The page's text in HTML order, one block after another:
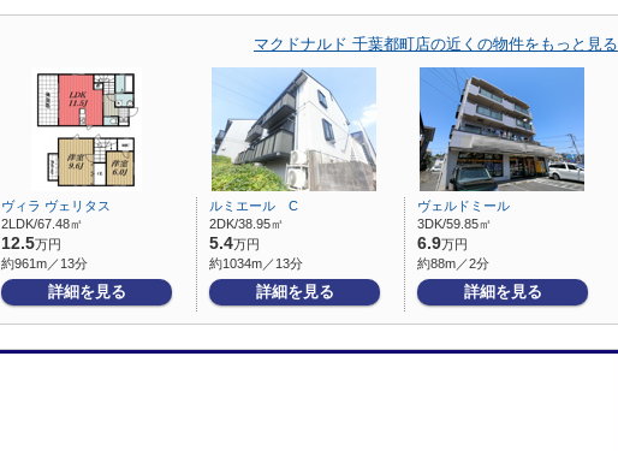
マクドナルド 千葉都町店の近くの物件をもっと見る
ヴィラ ヴェリタス
2LDK/67.48㎡
12.5万円
約961m／13分
詳細を見る
ルミエール C
2DK/38.95㎡
5.4万円
約1034m／13分
詳細を見る
ヴェルドミール
3DK/59.85㎡
6.9万円
約88m／2分
詳細を見る